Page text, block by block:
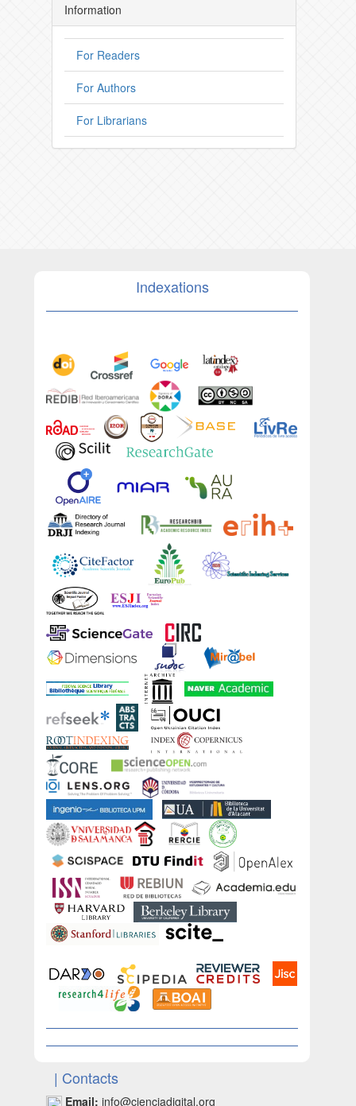
Information
For Readers
For Authors
For Librarians
Indexations
| Contacts
Email: info@cienciadigital.org